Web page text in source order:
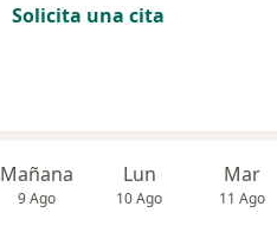
Solicita una cita
Mañana
9 Ago
Lun
10 Ago
Mar
11 Ago